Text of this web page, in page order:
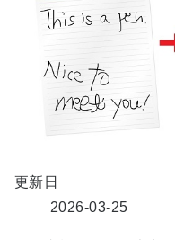
更新日
2026-03-25